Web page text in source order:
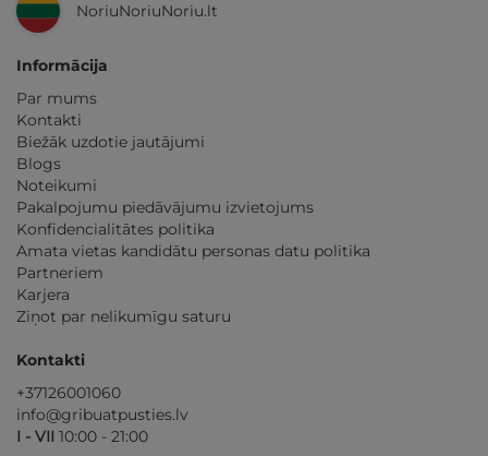
NoriuNoriuNoriu.lt
Informācija
Par mums
Kontakti
Biežāk uzdotie jautājumi
Blogs
Noteikumi
Pakalpojumu piedāvājumu izvietojums
Konfidencialitātes politika
Amata vietas kandidātu personas datu politika
Partneriem
Karjera
Ziņot par nelikumīgu saturu
Kontakti
+37126001060
info@gribuatpusties.lv
I - VII 10:00 - 21:00